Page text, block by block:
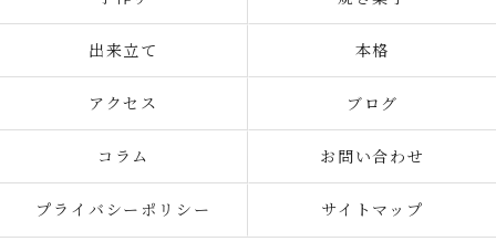
出来立て 本格
アクセス ブログ
コラム お問い合わせ
プライバシーポリシー サイトマップ